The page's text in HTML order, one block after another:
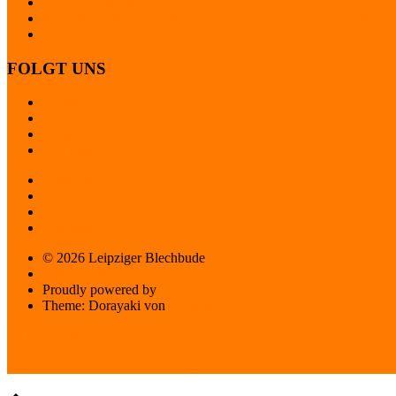
FOLGT UNS
© 2026 Leipziger Blechbude
Proudly powered by
Theme: Dorayaki von